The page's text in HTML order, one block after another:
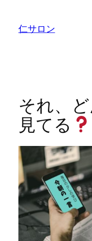
仁サロン
それ、
見てる